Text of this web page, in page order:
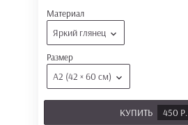
Материал
Яркий глянец
Размер
А2 (42 × 60 см)
КУПИТЬ 450 Р.